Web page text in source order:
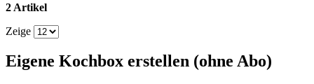
2 Artikel
Zeige
Eigene Kochbox erstellen (ohne Abo)